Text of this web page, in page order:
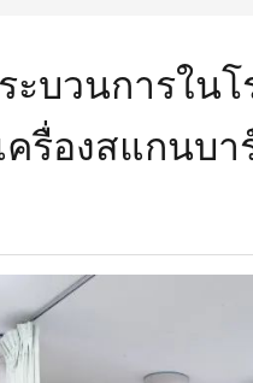
บวนการในโ
ครื่องสแกนบา